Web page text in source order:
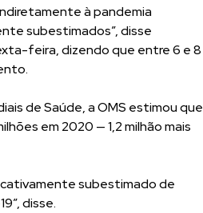
à pandemia
subestimados”, disse
feira, dizendo que entre 6 e 8
de Saúde, a OMS estimou que
em 2020 — 1,2 milhão mais
subestimado de
disse.